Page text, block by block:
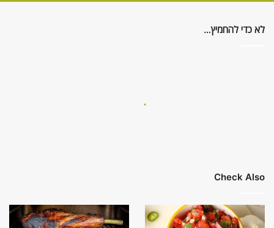
לא כדי להחמיץ…
Check Also